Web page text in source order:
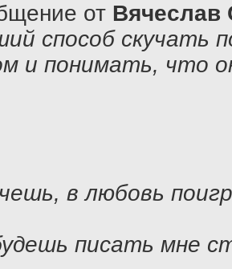
от Вячеслав
способ скучать
и понимать, что
в любовь
писать мне